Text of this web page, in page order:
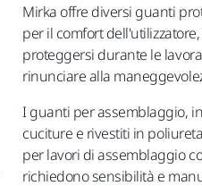
Mirka offre diversi guanti
per il comfort
proteggersi durante le
rinunciare alla
I guanti per assemblaggio,
cuciture e rivestiti in
per lavori di assemblaggio
richiedono sensibilità e